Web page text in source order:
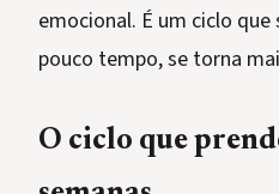
emocional. É um ciclo
pouco tempo, se torna
O ciclo que